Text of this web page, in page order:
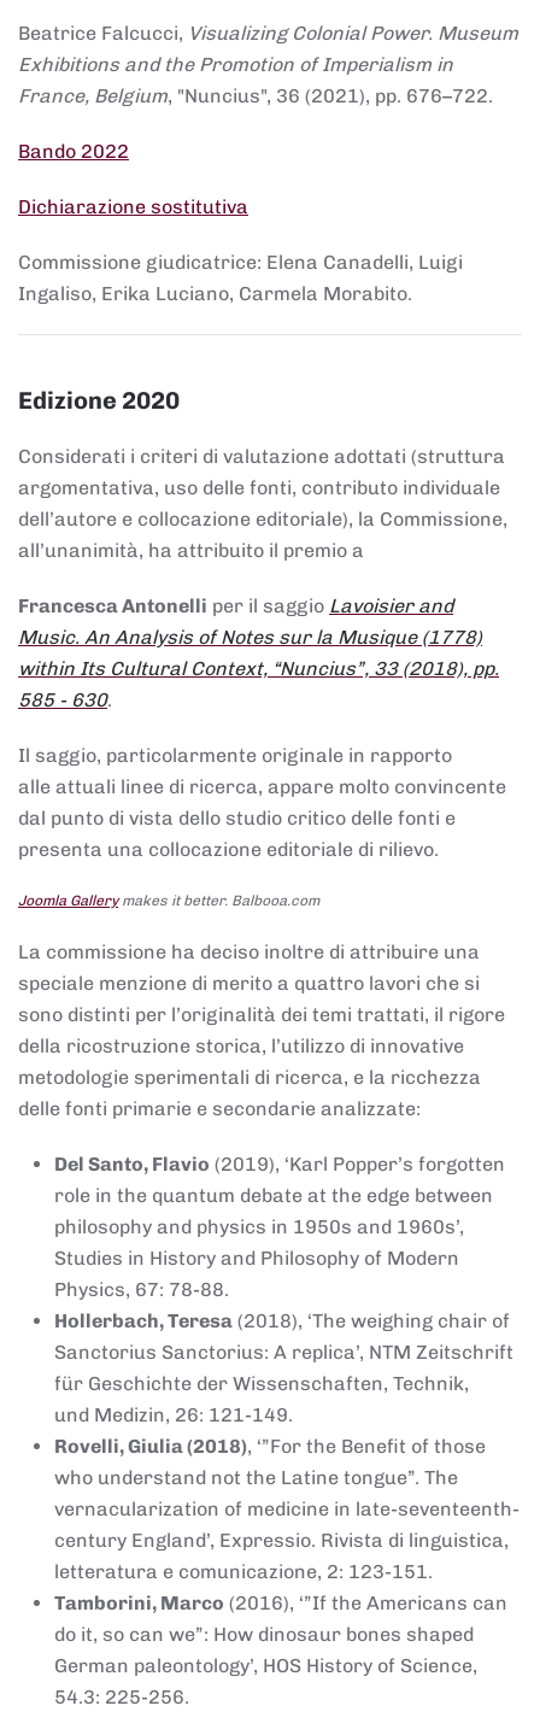
Beatrice Falcucci, Visualizing Colonial Power. Museum
Exhibitions and the Promotion of Imperialism in
France, Belgium, "Nuncius", 36 (2021), pp. 676–722.
Bando 2022
Dichiarazione sostitutiva
Commissione giudicatrice: Elena Canadelli, Luigi
Ingaliso, Erika Luciano, Carmela Morabito.
Edizione 2020
Considerati i criteri di valutazione adottati (struttura
argomentativa, uso delle fonti, contributo individuale
dell’autore e collocazione editoriale), la Commissione,
all’unanimità, ha attribuito il premio a
Francesca Antonelli per il saggio Lavoisier and
Music. An Analysis of Notes sur la Musique (1778)
within Its Cultural Context, “Nuncius”, 33 (2018), pp.
585 - 630.
Il saggio, particolarmente originale in rapporto
alle attuali linee di ricerca, appare molto convincente
dal punto di vista dello studio critico delle fonti e
presenta una collocazione editoriale di rilievo.
Joomla Gallerymakes it better. Balbooa.com
La commissione ha deciso inoltre di attribuire una
speciale menzione di merito a quattro lavori che si
sono distinti per l’originalità dei temi trattati, il rigore
della ricostruzione storica, l’utilizzo di innovative
metodologie sperimentali di ricerca, e la ricchezza
delle fonti primarie e secondarie analizzate:
Del Santo, Flavio (2019), ‘Karl Popper’s forgotten
role in the quantum debate at the edge between
philosophy and physics in 1950s and 1960s’,
Studies in History and Philosophy of Modern
Physics, 67: 78-88.
Hollerbach, Teresa (2018), ‘The weighing chair of
Sanctorius Sanctorius: A replica’, NTM Zeitschrift
für Geschichte der Wissenschaften, Technik,
und Medizin, 26: 121-149.
Rovelli, Giulia (2018), ‘”For the Benefit of those
who understand not the Latine tongue”. The
vernacularization of medicine in late-seventeenth-
century England’, Expressio. Rivista di linguistica,
letteratura e comunicazione, 2: 123-151.
Tamborini, Marco (2016), ‘”If the Americans can
do it, so can we”: How dinosaur bones shaped
German paleontology’, HOS History of Science,
54.3: 225-256.